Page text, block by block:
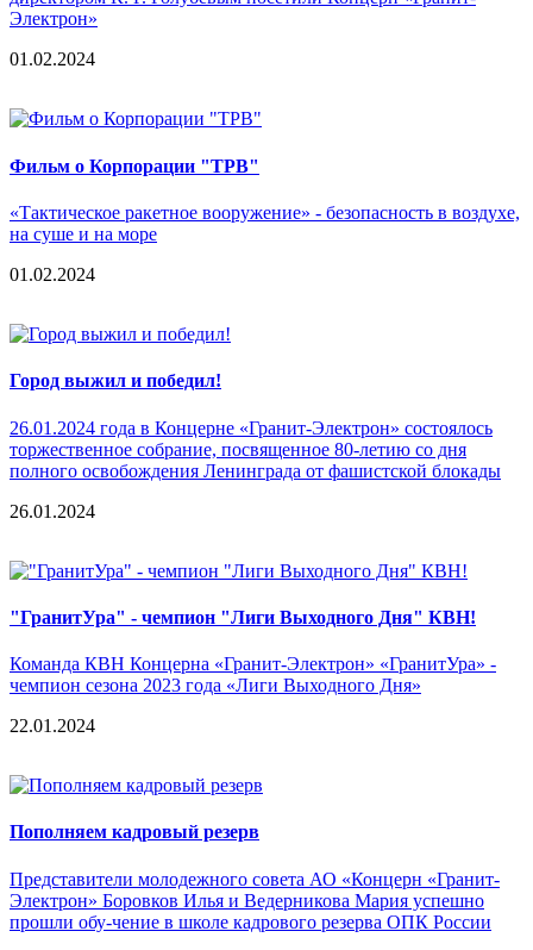
Электрон»
01.02.2024
Фильм о Корпорации "ТРВ"
«Тактическое ракетное вооружение» - безопасность в воздухе,
на суше и на море
01.02.2024
Город выжил и победил!
26.01.2024 года в Концерне «Гранит-Электрон» состоялось
торжественное собрание, посвященное 80-летию со дня
полного освобождения Ленинграда от фашистской блокады
26.01.2024
"ГранитУра" - чемпион "Лиги Выходного Дня" КВН!
Команда КВН Концерна «Гранит-Электрон» «ГранитУра» -
чемпион сезона 2023 года «Лиги Выходного Дня»
22.01.2024
Пополняем кадровый резерв
Представители молодежного совета АО «Концерн «Гранит-
Электрон» Боровков Илья и Ведерникова Мария успешно
прошли обу-чение в школе кадрового резерва ОПК России